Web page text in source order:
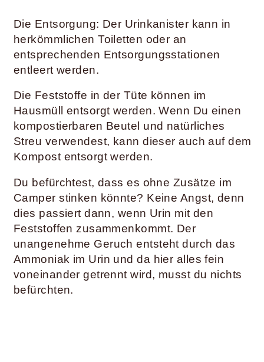
Die Entsorgung: Der Urinkanister kann in
herkömmlichen Toiletten oder an
entsprechenden Entsorgungsstationen
entleert werden.
Die Feststoffe in der Tüte können im
Hausmüll entsorgt werden. Wenn Du einen
kompostierbaren Beutel und natürliches
Streu verwendest, kann dieser auch auf dem
Kompost entsorgt werden.
Du befürchtest, dass es ohne Zusätze im
Camper stinken könnte? Keine Angst, denn
dies passiert dann, wenn Urin mit den
Feststoffen zusammenkommt. Der
unangenehme Geruch entsteht durch das
Ammoniak im Urin und da hier alles fein
voneinander getrennt wird, musst du nichts
befürchten.